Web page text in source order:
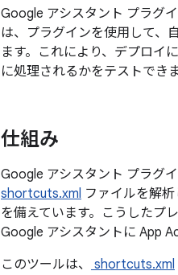
Google アシスタント プラグ
は、プラグインを使用して、
ます。これにより、デプロイ
に処理されるかをテストできま
仕組み
Google アシスタント プラグ
shortcuts.xml ファイルを解
を備えています。こうしたプ
Google アシスタントに App
このツールは、
shortcuts.xml